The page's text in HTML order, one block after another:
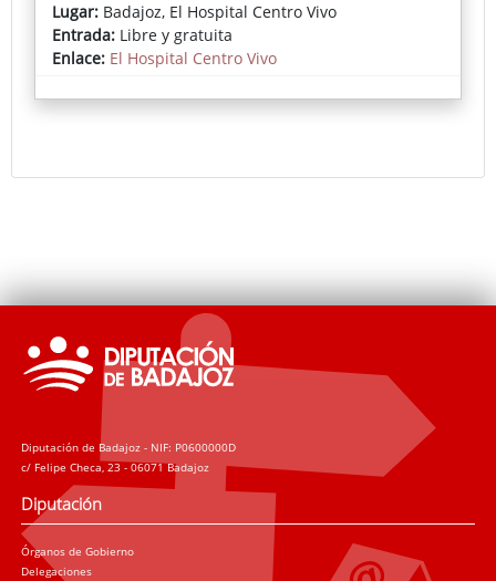
misma cadena: pedalear sin descanso para
sobrevivir y sostener a sus familias, atrapados en
una rueda infinita que parece no tener fin.
Lugar: Badajoz, El Hospital Centro Vivo
Entrada: Libre y gratuita
Enlace: El Hospital Centro Vivo
Diputación de Badajoz - NIF: P0600000D
c/ Felipe Checa, 23 - 06071 Badajoz
Diputación
Órganos de Gobierno
Delegaciones